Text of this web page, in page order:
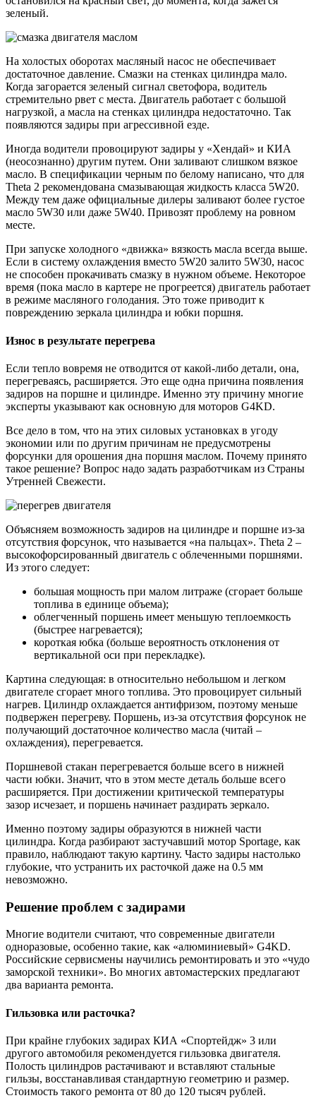
зеленый.
На холостых оборотах масляный насос не обеспечивает
достаточное давление. Смазки на стенках цилиндра мало.
Когда загорается зеленый сигнал светофора, водитель
стремительно рвет с места. Двигатель работает с большой
нагрузкой, а масла на стенках цилиндра недостаточно. Так
появляются задиры при агрессивной езде.
Иногда водители провоцируют задиры у «Хендай» и КИА
(неосознанно) другим путем. Они заливают слишком вязкое
масло. В спецификации черным по белому написано, что для
Theta 2 рекомендована смазывающая жидкость класса 5W20.
Между тем даже официальные дилеры заливают более густое
масло 5W30 или даже 5W40. Привозят проблему на ровном
месте.
При запуске холодного «движка» вязкость масла всегда выше.
Если в систему охлаждения вместо 5W20 залито 5W30, насос
не способен прокачивать смазку в нужном объеме. Некоторое
время (пока масло в картере не прогреется) двигатель работает
в режиме масляного голодания. Это тоже приводит к
повреждению зеркала цилиндра и юбки поршня.
Износ в результате перегрева
Если тепло вовремя не отводится от какой-либо детали, она,
перегреваясь, расширяется. Это еще одна причина появления
задиров на поршне и цилиндре. Именно эту причину многие
эксперты указывают как основную для моторов G4KD.
Все дело в том, что на этих силовых установках в угоду
экономии или по другим причинам не предусмотрены
форсунки для орошения дна поршня маслом. Почему принято
такое решение? Вопрос надо задать разработчикам из Страны
Утренней Свежести.
Объясняем возможность задиров на цилиндре и поршне из-за
отсутствия форсунок, что называется «на пальцах». Theta 2 –
высокофорсированный двигатель с облеченными поршнями.
Из этого следует:
большая мощность при малом литраже (сгорает больше
топлива в единице объема);
облегченный поршень имеет меньшую теплоемкость
(быстрее нагревается);
короткая юбка (больше вероятность отклонения от
вертикальной оси при перекладке).
Картина следующая: в относительно небольшом и легком
двигателе сгорает много топлива. Это провоцирует сильный
нагрев. Цилиндр охлаждается антифризом, поэтому меньше
подвержен перегреву. Поршень, из-за отсутствия форсунок не
получающий достаточное количество масла (читай –
охлаждения), перегревается.
Поршневой стакан перегревается больше всего в нижней
части юбки. Значит, что в этом месте деталь больше всего
расширяется. При достижении критической температуры
зазор исчезает, и поршень начинает раздирать зеркало.
Именно поэтому задиры образуются в нижней части
цилиндра. Когда разбирают застучавший мотор Sportage, как
правило, наблюдают такую картину. Часто задиры настолько
глубокие, что устранить их расточкой даже на 0.5 мм
невозможно.
Решение проблем с задирами
Многие водители считают, что современные двигатели
одноразовые, особенно такие, как «алюминиевый» G4KD.
Российские сервисмены научились ремонтировать и это «чудо
заморской техники». Во многих автомастерских предлагают
два варианта ремонта.
Гильзовка или расточка?
При крайне глубоких задирах КИА «Спортейдж» 3 или
другого автомобиля рекомендуется гильзовка двигателя.
Полость цилиндров растачивают и вставляют стальные
гильзы, восстанавливая стандартную геометрию и размер.
Стоимость такого ремонта от 80 до 120 тысяч рублей.